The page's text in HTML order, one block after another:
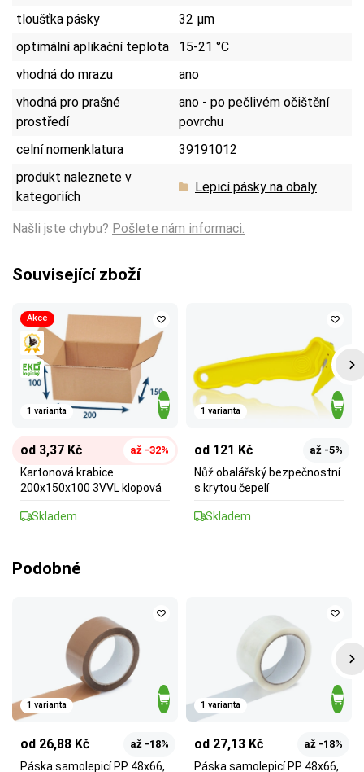
tloušťka pásky
32 µm
optimální aplikační teplota
15-21 °C
vhodná do mrazu
ano
vhodná pro prašné
prostředí
ano - po pečlivém očištění
povrchu
celní nomenklatura
39191012
produkt naleznete v
kategoriích
Lepicí pásky na obaly
Našli jste chybu? Pošlete nám informaci.
Související zboží
Akce
1 varianta
od 3,37 Kč až -32%
Kartonová krabice
200x150x100 3VVL klopová
Skladem
1 varianta
od 121 Kč až -5%
Nůž obalářský bezpečnostní
s krytou čepelí
Skladem
Podobné
1 varianta
od 26,88 Kč až -18%
Páska samolepicí PP 48x66,
1 varianta
od 27,13 Kč až -18%
Páska samolepicí PP 48x66,